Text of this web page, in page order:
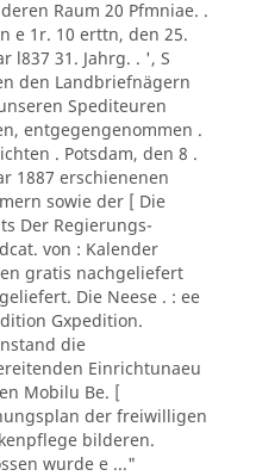
Raum 20 Pfmniae. .
e 1r. 10 erttn, den 25.
l837 31. Jahrg. . ', S
den Landbriefnägern
Spediteuren
entgegengenommen .
. Potsdam, den 8 .
1887 erschienenen
sowie der [ Die
Der Regierungs-
von : Kalender
gratis nachgeliefert
Die Neese . : ee
Gxpedition.
die
Einrichtunaeu
Mobilu Be. [
der freiwilligen
bilderen.
wurde e ..."